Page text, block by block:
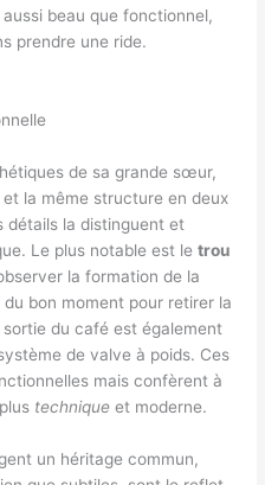
beau que fonctionnel,
prendre une ride.
de sa grande sœur,
la même structure en deux
détails la distinguent et
Le plus notable est letrou
la formation de la
du bon moment pour retirer la
du café est également
de valve à poids. Ces
mais confèrent à
technique et moderne.
un héritage commun,